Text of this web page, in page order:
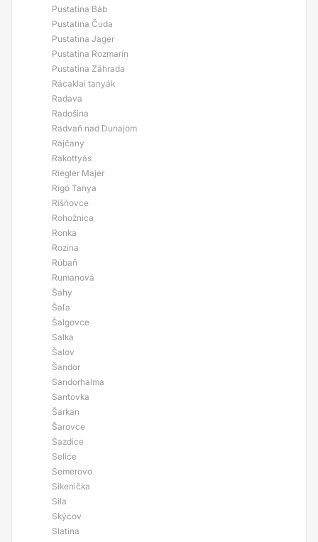
Pustatina Báb
Pustatina Čuda
Pustatina Jager
Pustatina Rozmarín
Pustatina Záhrada
Rácaklai tanyák
Radava
Radošina
Radvaň nad Dunajom
Rajčany
Rakottyás
Riegler Majer
Rigó Tanya
Rišňovce
Rohožnica
Ronka
Rozina
Rúbaň
Rumanová
Šahy
Šaľa
Šalgovce
Salka
Šalov
Šándor
Sándorhalma
Santovka
Šarkan
Šarovce
Sazdice
Selice
Semerovo
Sikenička
Sila
Skýcov
Slatina